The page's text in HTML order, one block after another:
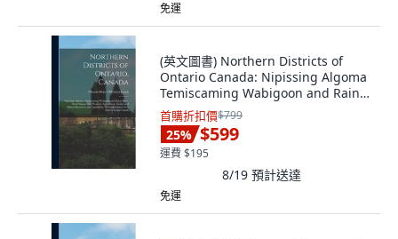
免運
(英文圖書) Northern Districts of
Ontario Canada: Nipissing Algoma
Temiscaming Wabigoon and Rainy
Riv... 精裝版, Legare Street Press, 英
文
首購折扣價$799
25% $599
運費 $195
8/19 預計送達
免運